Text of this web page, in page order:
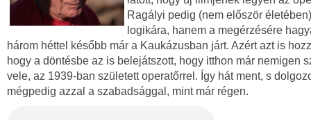
Ragályi pedig (nem először
logikára, hanem a megérzésére
három héttel később már a Kaukázusban járt. Azért azt is
hogy a döntésbe az is belejátszott, hogy itthon már nemigen
vele, az 1939-ban született operatőrrel. Így hát ment, s
mégpedig azzal a szabadsággal, mint már régen.